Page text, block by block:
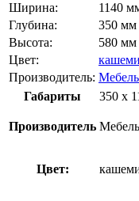
Ширина:
1140
Глубина:
350 мм
Высота:
580 мм
Цвет:
Производитель:
Габариты
350 x
Производитель
Цвет: